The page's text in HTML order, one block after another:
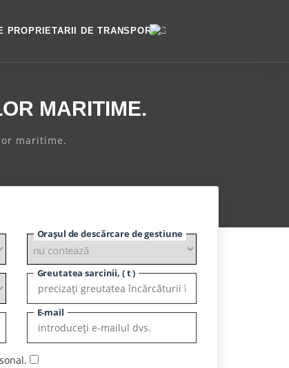
PROPRIETARII DE TRANSPORT
MARITIME.
maritime.
Orașul de descărcare de gestiune
Greutatea sarcinii, ( t )
E-mail